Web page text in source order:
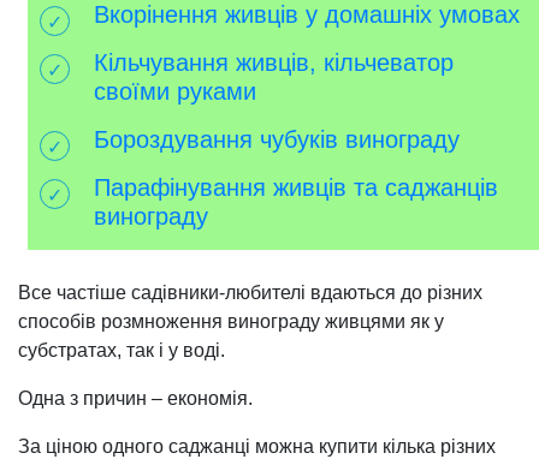
Вкорінення живців у домашніх умовах
Кільчування живців, кільчеватор
своїми руками
Бороздування чубуків винограду
Парафінування живців та саджанців
винограду
Все частіше садівники-любителі вдаються до різних
способів розмноження винограду живцями як у
субстратах, так і у воді.
Одна з причин – економія.
За ціною одного саджанці можна купити кілька різних